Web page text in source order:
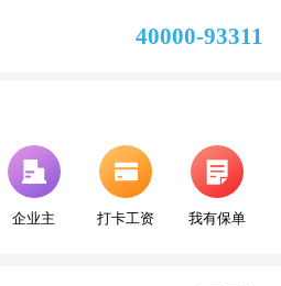
40000-93311
企业主 打卡工资 我有保单